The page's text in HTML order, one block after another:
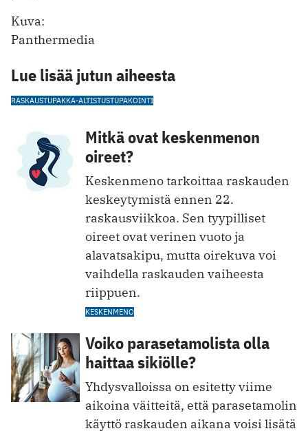
Kuva:
Panthermedia
Lue lisää jutun aiheesta
RASKAUSTUPAKKA-ALTISTUSTUPAKOINTI
Mitkä ovat keskenmenon
oireet?
Keskenmeno tarkoittaa raskauden
keskeytymistä ennen 22.
raskausviikkoa. Sen tyypilliset
oireet ovat verinen vuoto ja
alavatsakipu, mutta oirekuva voi
vaihdella raskauden vaiheesta
riippuen.
KESKENMENO
Voiko parasetamolista olla
haittaa sikiölle?
Yhdysvalloissa on esitetty viime
aikoina väitteitä, että parasetamolin
käyttö raskauden aikana voisi lisätä